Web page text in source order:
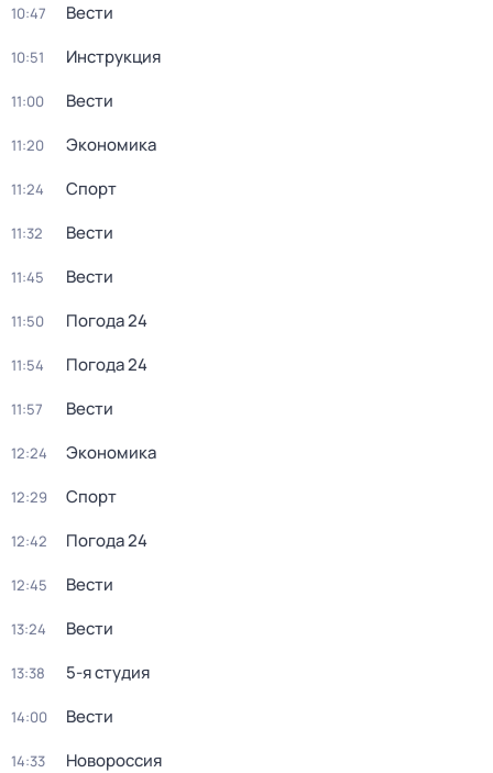
10:47 Вести
10:51 Инструкция
11:00 Вести
11:20 Экономика
11:24 Спорт
11:32 Вести
11:45 Вести
11:50 Погода 24
11:54 Погода 24
11:57 Вести
12:24 Экономика
12:29 Спорт
12:42 Погода 24
12:45 Вести
13:24 Вести
13:38 5-я студия
14:00 Вести
14:33 Новороссия